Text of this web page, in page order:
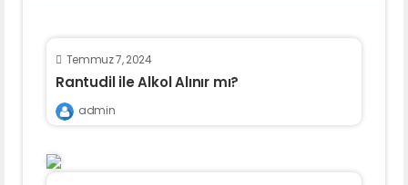
Temmuz 7, 2024
Rantudil ile Alkol Alınır mı?
admin